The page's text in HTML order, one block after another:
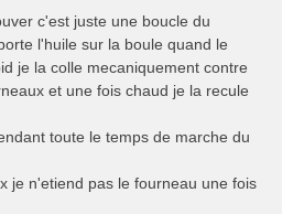
c'est juste une boucle du
l'huile sur la boule quand le
je la colle mecaniquement contre
et une fois chaud je la recule
toute le temps de marche du
je n'etiend pas le fourneau une fois